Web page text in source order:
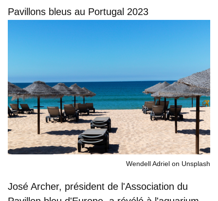
Pavillons bleus au Portugal 2023
Wendell Adriel on Unsplash
José Archer, président de l'Association du